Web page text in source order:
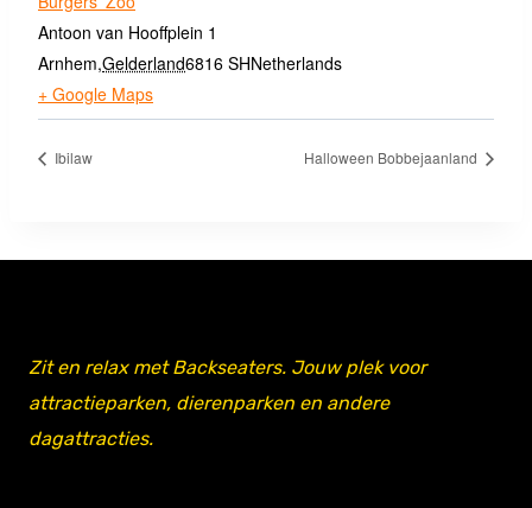
Antoon van Hooffplein 1
Arnhem,Gelderland6816 SHNetherlands
+ Google Maps
Ibilaw Halloween Bobbejaanland
Zit en relax met Backseaters. Jouw plek voor
attractieparken, dierenparken en andere
dagattracties.